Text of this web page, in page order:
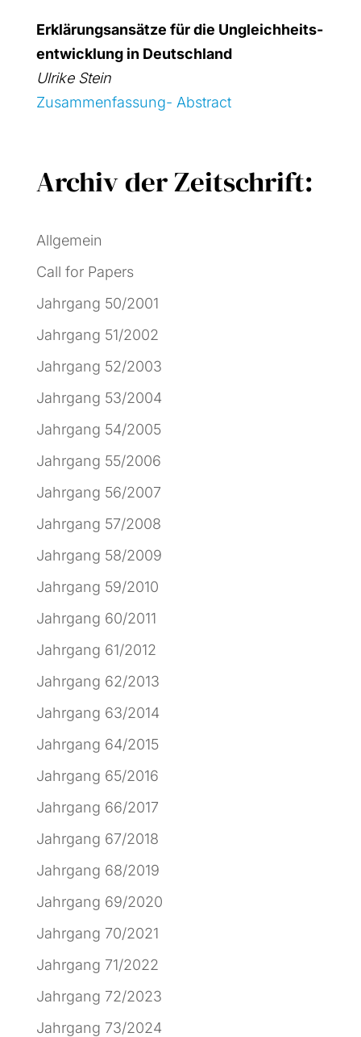
Erklä­rungs­an­sät­ze für die Ungleich­heits­
ent­wick­lung in Deutsch­land
Ulri­ke Stein
Zusam­men­fas­sung- Abs­tract
Archiv der Zeitschrift:
Allgemein
Call for Papers
Jahrgang 50/2001
Jahrgang 51/2002
Jahrgang 52/2003
Jahrgang 53/2004
Jahrgang 54/2005
Jahrgang 55/2006
Jahrgang 56/2007
Jahrgang 57/2008
Jahrgang 58/2009
Jahrgang 59/2010
Jahrgang 60/2011
Jahrgang 61/2012
Jahrgang 62/2013
Jahrgang 63/2014
Jahrgang 64/2015
Jahrgang 65/2016
Jahrgang 66/2017
Jahrgang 67/2018
Jahrgang 68/2019
Jahrgang 69/2020
Jahrgang 70/2021
Jahrgang 71/2022
Jahrgang 72/2023
Jahrgang 73/2024